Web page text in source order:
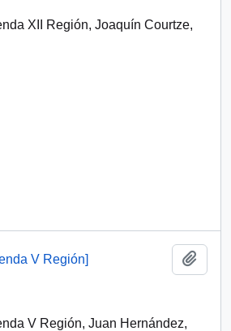
XII Región, Joaquín Courtze,
V Región]
V Región, Juan Hernández,